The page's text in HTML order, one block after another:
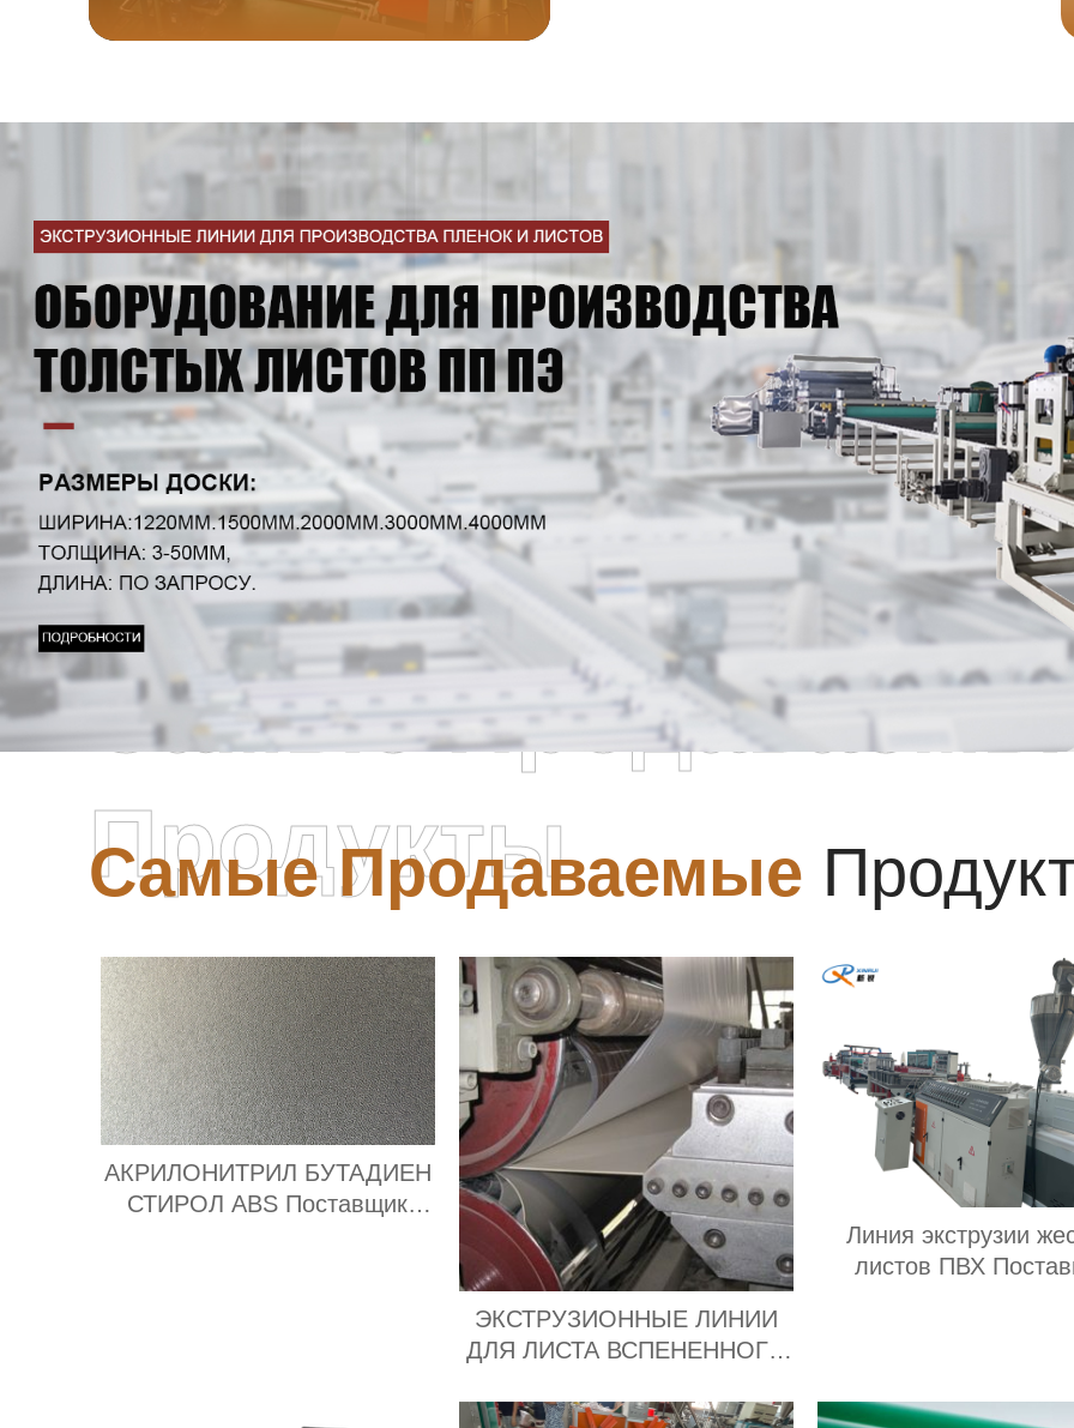
Самые Продаваемые
Самые
Продукты
АКРИЛОНИТРИЛ БУТАДИЕН
СТИРОЛ ABS Поставщик
ЭКСТРУЗИОННЫЕ ЛИНИИ
ДЛЯ ЛИСТА ВСПЕНЕННОГО
Линия экструзии
листов ПВХ